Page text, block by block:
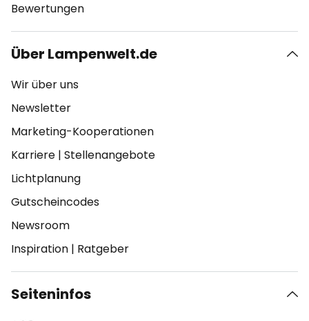
Bewertungen
Über Lampenwelt.de
Wir über uns
Newsletter
Marketing-Kooperationen
Karriere | Stellenangebote
Lichtplanung
Gutscheincodes
Newsroom
Inspiration | Ratgeber
Seiteninfos